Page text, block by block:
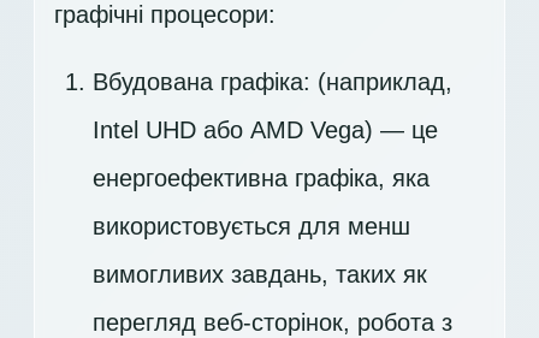
графічні процесори:
Вбудована графіка: (наприклад,
Intel UHD або AMD Vega) — це
енергоефективна графіка, яка
використовується для менш
вимогливих завдань, таких як
перегляд веб-сторінок, робота з